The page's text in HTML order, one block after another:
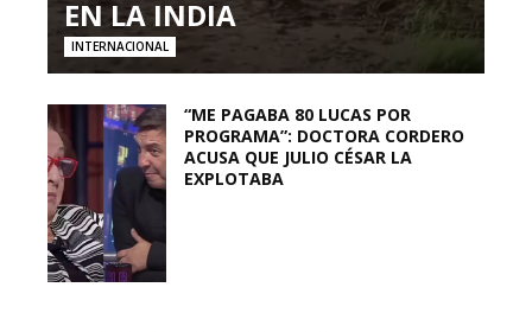
EN LA INDIA
INTERNACIONAL
“ME PAGABA 80 LUCAS POR
PROGRAMA”: DOCTORA CORDERO
ACUSA QUE JULIO CÉSAR LA
EXPLOTABA